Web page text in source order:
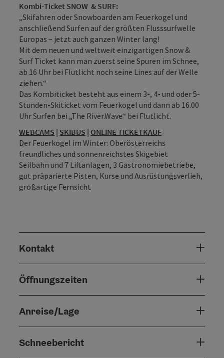
Kombi-Ticket SNOW & SURF:
„Skifahren oder Snowboarden am Feuerkogel und
anschließend Surfen auf der größten Flusssurfwelle
Europas – jetzt auch ganzen Winter lang!
Mit dem neuen und weltweit einzigartigen Snow &
Surf Ticket kann man zuerst seine Spuren im Schnee,
ab 16 Uhr bei Flutlicht noch seine Lines auf der Welle
ziehen.“
Das Kombiticket besteht aus einem 3-, 4- und oder 5-
Stunden-Skiticket vom Feuerkogel und dann ab 16.00
Uhr Surfen bei „The River.Wave“ bei Flutlicht.
WEBCAMS | SKIBUS | ONLINE TICKETKAUF
Der Feuerkogel im Winter: Oberösterreichs
freundliches und sonnenreichstes Skigebiet
Seilbahn und 7 Liftanlagen, 3 Gastronomiebetriebe,
gut präparierte Pisten, Kurse und Ausrüstungsverlieh,
großartige Fernsicht
Kontakt
Öffnungszeiten
Anreise/Lage
Schneebericht